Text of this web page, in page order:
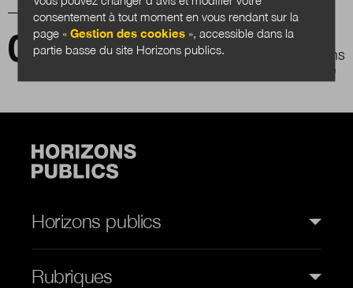
Les élus locaux de petites villes et la
participation citoyenne dans les projets urbains
: une question opérationnelle et de recherche
Horizons publics
Rubriques
consentement à tout moment en vous rendant sur la
page «Gestion des cookies », accessible dans la
partie basse du site Horizons publics.